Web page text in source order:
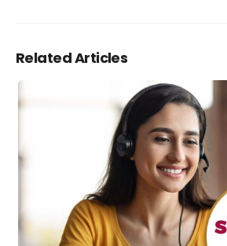
Related Articles